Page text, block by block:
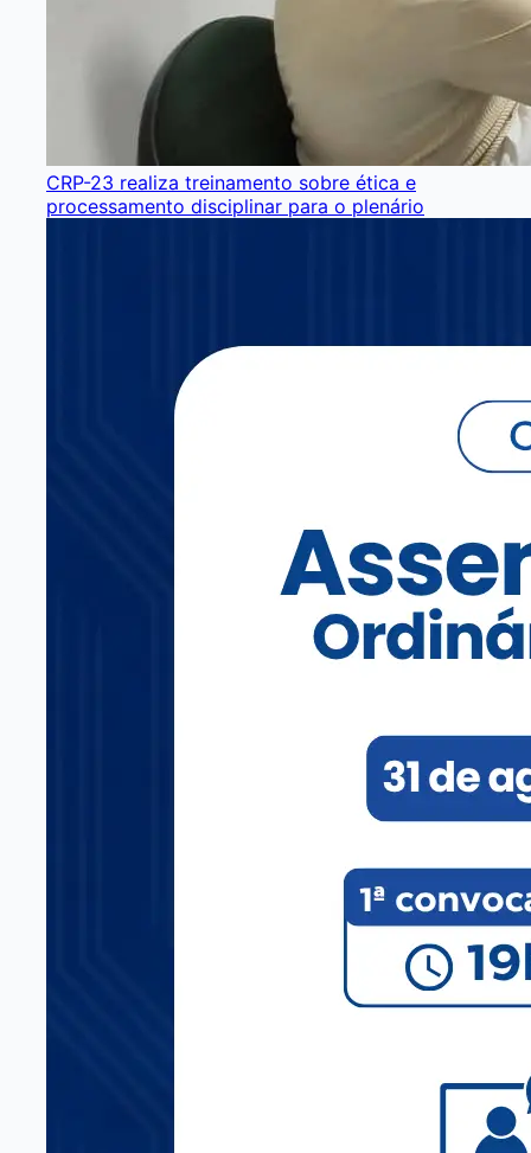
CRP-23 realiza treinamento sobre ética e
processamento disciplinar para o plenário